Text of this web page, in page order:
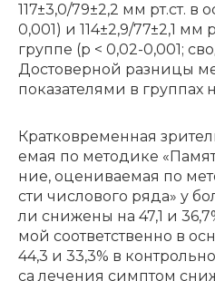
117±3,0/79±2,2 мм рт.ст. в
0,001) и 114±2,9/77±2,1 мм
группе (p < 0,02-0,001;
Достоверной разницы
показателями в группах
Крат­ко­вре­мен­ная
е­мая по ме­то­ди­ке
ние, оце­ни­ва­е­мая по
сти чи­сло­во­го ря­да» у
ли сни­же­ны на 47,1 и
мой со­от­вет­ствен­но в
44,3 и 33,3% в
са ле­че­ния симп­том